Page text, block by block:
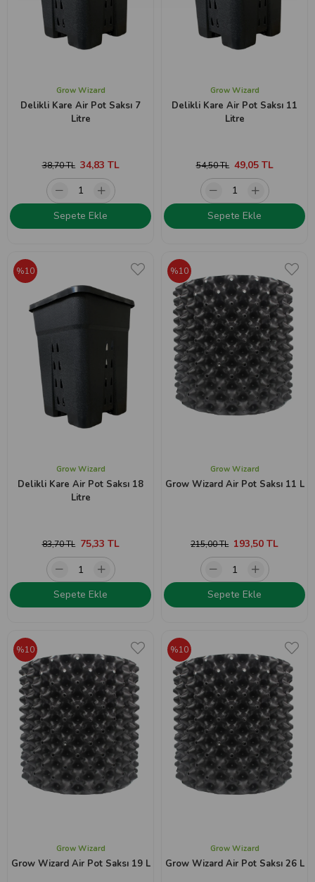
Grow Wizard
Delikli Kare Air Pot Saksı 7
Litre
34,83 TL
38,70 TL
Sepete Ekle
Grow Wizard
Delikli Kare Air Pot Saksı 11
Litre
49,05 TL
54,50 TL
Sepete Ekle
Grow Wizard
Delikli Kare Air Pot Saksı 18
Litre
75,33 TL
83,70 TL
%10
Sepete Ekle
Grow Wizard
Grow Wizard Air Pot Saksı 11 L
193,50 TL
215,00 TL
%10
Sepete Ekle
Grow Wizard
Grow Wizard Air Pot Saksı 19 L
%10
Grow Wizard
Grow Wizard Air Pot Saksı 26 L
%10